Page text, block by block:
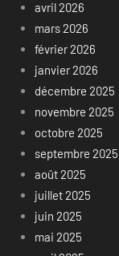
avril 2026
mars 2026
février 2026
janvier 2026
décembre 2025
novembre 2025
octobre 2025
septembre 2025
août 2025
juillet 2025
juin 2025
mai 2025